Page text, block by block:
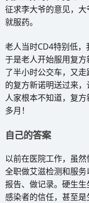
征求李大爷的意见，
就服药。
老人当时CD4特别低，
于是老人开始服用复
了半小时公交车，又
的复方新诺明送过来
人家根本不知道，复
多月！
自己的答案
以前在医院工作，虽
全职做艾滋检测和服
报告、做记录。硬生
感染者的信任，甚至是